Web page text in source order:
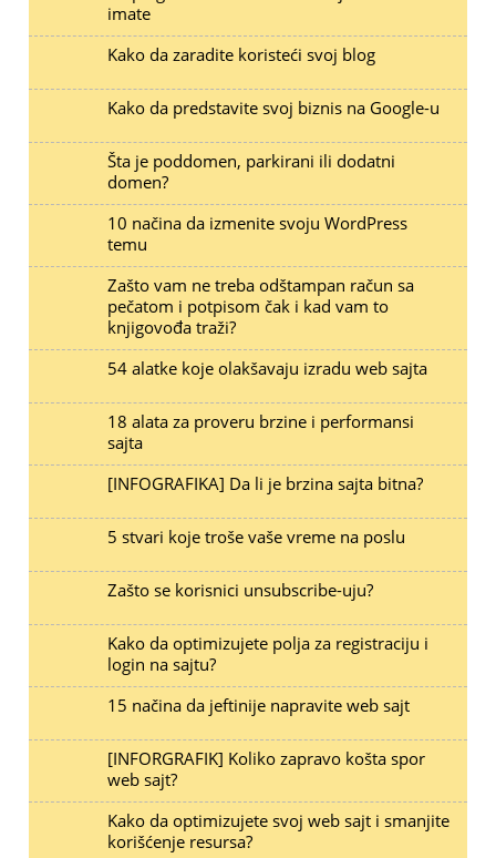
imate
Kako da zaradite koristeći svoj blog
Kako da predstavite svoj biznis na Google-u
Šta je poddomen, parkirani ili dodatni
domen?
10 načina da izmenite svoju WordPress
temu
Zašto vam ne treba odštampan račun sa
pečatom i potpisom čak i kad vam to
knjigovođa traži?
54 alatke koje olakšavaju izradu web sajta
18 alata za proveru brzine i performansi
sajta
[INFOGRAFIKA] Da li je brzina sajta bitna?
5 stvari koje troše vaše vreme na poslu
Zašto se korisnici unsubscribe-uju?
Kako da optimizujete polja za registraciju i
login na sajtu?
15 načina da jeftinije napravite web sajt
[INFORGRAFIK] Koliko zapravo košta spor
web sajt?
Kako da optimizujete svoj web sajt i smanjite
korišćenje resursa?